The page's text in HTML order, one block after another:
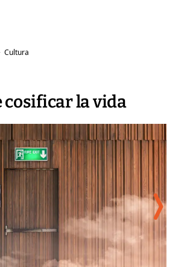
Cultura
cosificar la vida